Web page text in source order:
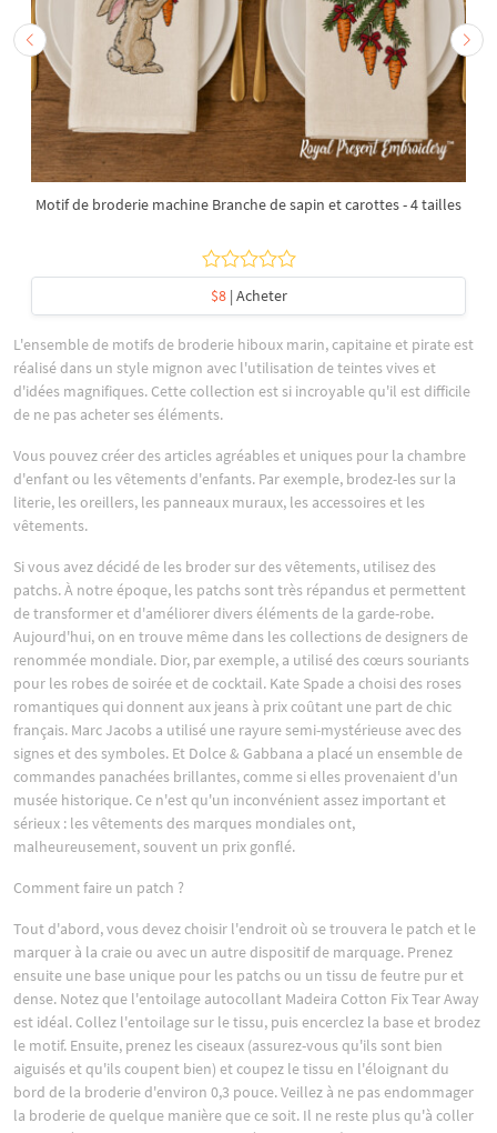
Motif de broderie machine Branche de sapin et carottes - 4 tailles
$8| Acheter
L'ensemble de motifs de broderie hiboux marin, capitaine et pirate est
réalisé dans un style mignon avec l'utilisation de teintes vives et
d'idées magnifiques. Cette collection est si incroyable qu'il est difficile
de ne pas acheter ses éléments.
Vous pouvez créer des articles agréables et uniques pour la chambre
d'enfant ou les vêtements d'enfants. Par exemple, brodez-les sur la
literie, les oreillers, les panneaux muraux, les accessoires et les
vêtements.
Si vous avez décidé de les broder sur des vêtements, utilisez des
patchs. À notre époque, les patchs sont très répandus et permettent
de transformer et d'améliorer divers éléments de la garde-robe.
Aujourd'hui, on en trouve même dans les collections de designers de
renommée mondiale. Dior, par exemple, a utilisé des cœurs souriants
pour les robes de soirée et de cocktail. Kate Spade a choisi des roses
romantiques qui donnent aux jeans à prix coûtant une part de chic
français. Marc Jacobs a utilisé une rayure semi-mystérieuse avec des
signes et des symboles. Et Dolce & Gabbana a placé un ensemble de
commandes panachées brillantes, comme si elles provenaient d'un
musée historique. Ce n'est qu'un inconvénient assez important et
sérieux : les vêtements des marques mondiales ont,
malheureusement, souvent un prix gonflé.
Comment faire un patch ?
Tout d'abord, vous devez choisir l'endroit où se trouvera le patch et le
marquer à la craie ou avec un autre dispositif de marquage. Prenez
ensuite une base unique pour les patchs ou un tissu de feutre pur et
dense. Notez que l'entoilage autocollant Madeira Cotton Fix Tear Away
est idéal. Collez l'entoilage sur le tissu, puis encerclez la base et brodez
le motif. Ensuite, prenez les ciseaux (assurez-vous qu'ils sont bien
aiguisés et qu'ils coupent bien) et coupez le tissu en l'éloignant du
bord de la broderie d'environ 0,3 pouce. Veillez à ne pas endommager
la broderie de quelque manière que ce soit. Il ne reste plus qu'à coller